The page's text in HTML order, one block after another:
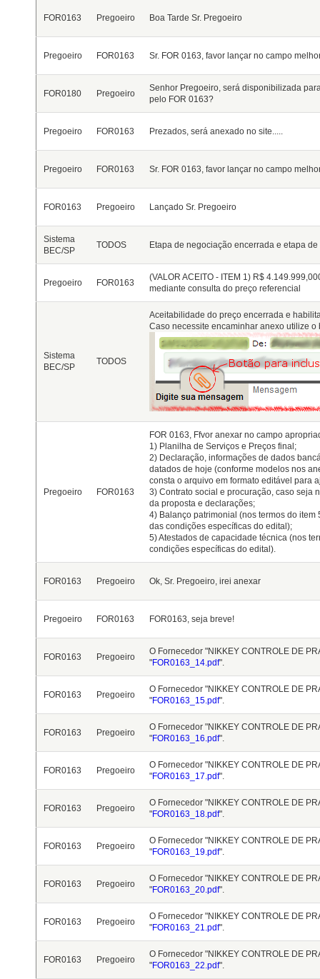
FOR0163 Pregoeiro Boa Tarde Sr. Pregoeiro
Pregoeiro FOR0163 Sr. FOR 0163, favor lançar no campo
FOR0180 Pregoeiro
Senhor Pregoeiro, será disponibilizada
pelo FOR 0163?
Pregoeiro FOR0163 Prezados, será anexado no site.....
Pregoeiro FOR0163 Sr. FOR 0163, favor lançar no campo
FOR0163 Pregoeiro Lançado Sr. Pregoeiro
Sistema
BEC/SP
TODOS Etapa de negociação encerrada e etapa
Pregoeiro FOR0163
(VALOR ACEITO - ITEM 1) R$
mediante consulta do preço referencial
Sistema
BEC/SP
TODOS
Aceitabilidade do preço encerrada e
Caso necessite encaminhar anexo utilize o
Pregoeiro FOR0163
FOR 0163, Ffvor anexar no campo
1) Planilha de Serviços e Preços final;
2) Declaração, informações de dados
datados de hoje (conforme modelos nos
consta o arquivo em formato editável para
3) Contrato social e procuração, caso seja
da proposta e declarações;
4) Balanço patrimonial (nos termos do
das condições específicas do edital);
5) Atestados de capacidade técnica (nos
condições específicas do edital).
FOR0163 Pregoeiro Ok, Sr. Pregoeiro, irei anexar
Pregoeiro FOR0163 FOR0163, seja breve!
FOR0163 Pregoeiro
O Fornecedor "NIKKEY CONTROLE DE
"FOR0163_14.pdf".
FOR0163 Pregoeiro
O Fornecedor "NIKKEY CONTROLE DE
"FOR0163_15.pdf".
FOR0163 Pregoeiro
O Fornecedor "NIKKEY CONTROLE DE
"FOR0163_16.pdf".
FOR0163 Pregoeiro
O Fornecedor "NIKKEY CONTROLE DE
"FOR0163_17.pdf".
FOR0163 Pregoeiro
O Fornecedor "NIKKEY CONTROLE DE
"FOR0163_18.pdf".
FOR0163 Pregoeiro
O Fornecedor "NIKKEY CONTROLE DE
"FOR0163_19.pdf".
FOR0163 Pregoeiro
O Fornecedor "NIKKEY CONTROLE DE
"FOR0163_20.pdf".
FOR0163 Pregoeiro
O Fornecedor "NIKKEY CONTROLE DE
"FOR0163_21.pdf".
FOR0163 Pregoeiro
O Fornecedor "NIKKEY CONTROLE DE
"FOR0163_22.pdf".